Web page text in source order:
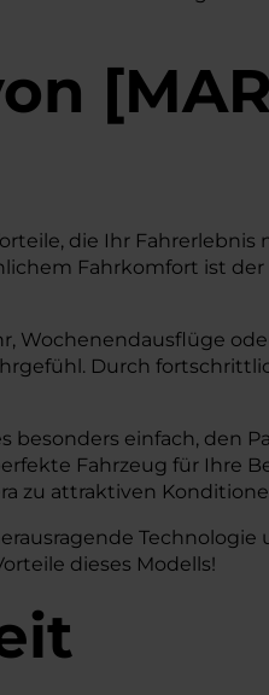
[
die Ihr
Fahrkomfort ist
Wochenendausflüge
Durch
besonders einfach, den
Fahrzeug für Ihre
zu attraktiven
dieses Modells!